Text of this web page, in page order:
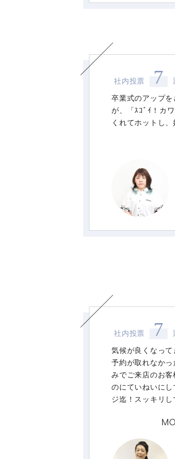
社内投票 7
卒業式のアップ
が、「ｽｺﾞｲ！カ
くれてホットし、
社内投票 7
気候が良くなっ
予約が取れなか
みでご来店のお
のにていねいに
ジ迄！スッキリし
嬉しいお言葉を